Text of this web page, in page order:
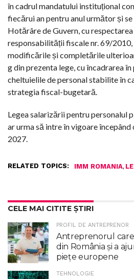
în cadrul mandatului instituțional
fiecărui an pentru anul următor și
Hotărâre de Guvern, cu
responsabilității fiscale nr. 69/
modificările și completările
g din prezenta lege, cu încadrarea
cheltuielile de personal stabilite în
strategia fiscal-bugetară.
Legea salarizării pentru personalul
ar urma să intre în vigoare începând
2027.
RELATED TOPICS: IMM ROMANIA,
CELE MAI CITITE ȘTIRI
PROFIL DE ANTREPRENOR
Antreprenorul
din România și a
piețe europene
TEHNOLOGIE